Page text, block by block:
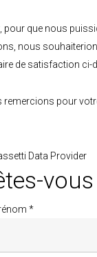
pour que nous
nous
de satisfaction ci-
remercions pour
Data Provider
vous
*